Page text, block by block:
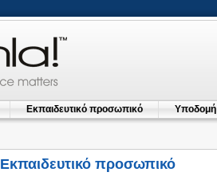
Εκπαιδευτικό προσωπικό Υποδομή
Εκπαιδευτικό προσωπικό